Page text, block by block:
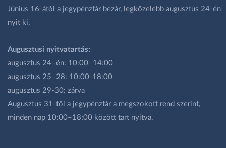
Június 16-ától a jegypénztár bezár, legközelebb augusztus 24-én
nyit ki.
Augusztusi nyitvatartás:
augusztus 24–én: 10:00–14:00
augusztus 25–28: 10:00-18:00
augusztus 29-30: zárva
Augusztus 31-től a jegypénztár a megszokott rend szerint,
minden nap 10:00–18:00 között tart nyitva.